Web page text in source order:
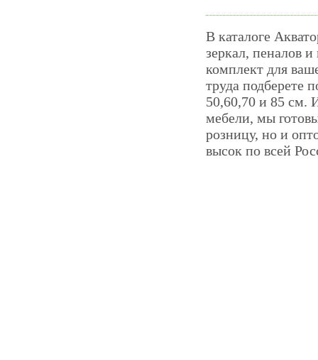
В каталоге
зеркал, пеналов
комплект для
труда подберете
50,60,70 и 85 см.
мебели, мы
розницу, но и
высок по всей